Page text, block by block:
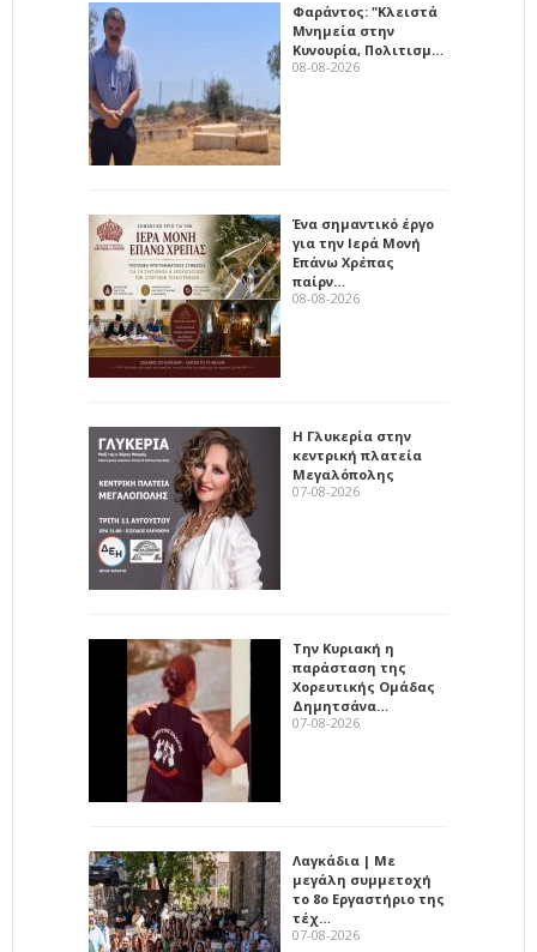
Φαράντος: "Κλειστά
Μνημεία στην
Κυνουρία, Πολιτισμ…
08-08-2026
Ένα σημαντικό έργο
για την Ιερά Μονή
Επάνω Χρέπας
παίρν…
08-08-2026
Η Γλυκερία στην
κεντρική πλατεία
Μεγαλόπολης
07-08-2026
Την Κυριακή η
παράσταση της
Χορευτικής Ομάδας
Δημητσάνα…
07-08-2026
Λαγκάδια | Με
μεγάλη συμμετοχή
το 8ο Εργαστήριο της
τέχ…
07-08-2026